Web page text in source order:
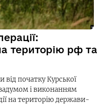
територію рф та
від початку Курської
і виконанням
на територію держави-